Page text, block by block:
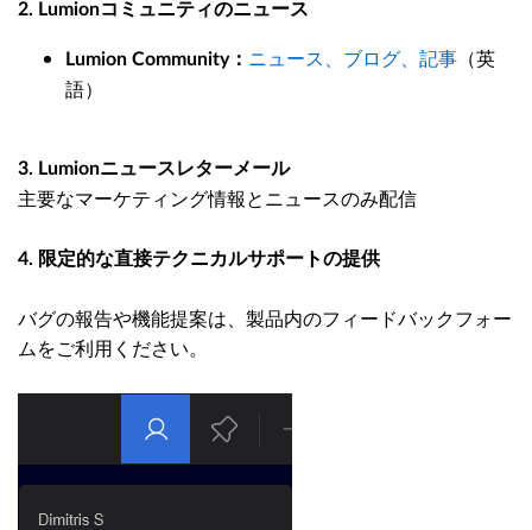
2. Lumionコミュニティのニュース
Lumion Community： ニュース、ブログ、記事 （英
語）
3. Lumionニュースレターメール
主要なマーケティング情報とニュースのみ配信
4. 限定的な直接テクニカルサポートの提供
バグの報告や機能提案は、製品内のフィードバックフォー
ムをご利用ください。